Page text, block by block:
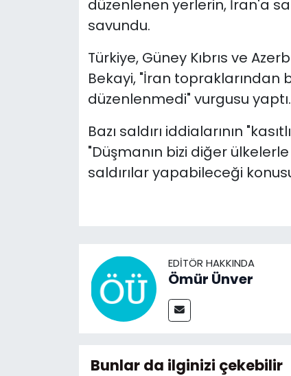
düzenlenen yerlerin, İran'a
savundu.
Türkiye, Güney Kıbrıs ve
Bekayi, "İran topraklarından
düzenlenmedi" vurgusu yaptı.
Bazı saldırı iddialarının
"Düşmanın bizi diğer
saldırılar yapabileceği
EDITÖR HAKKINDA
Ömür Ünver
Bunlar da ilginizi çekebilir